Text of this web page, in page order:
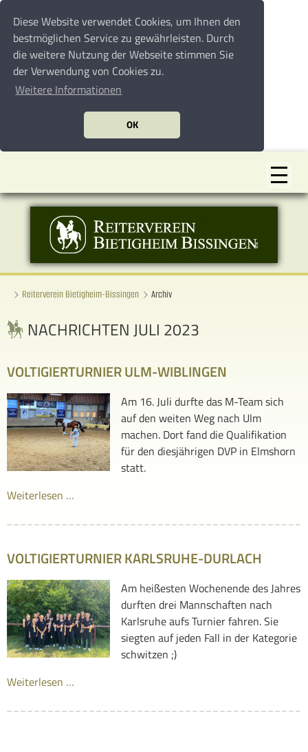
Diese Website verwendet Cookies, um Ihnen den
bestmöglichen Service zu gewährleisten. Durch
die weitere Nutzung der Webseite stimmen Sie
der Verwendung von Cookies zu.
Weitere Informationen
OK
Reiterverein Bietigheim-Bissingen Archiv
NACHRICHTEN JULI 2023
VOLTIGIERTURNIER ULM-WIBLINGEN
Am 16. Juli durfte das M-Team sich
auf den weiten Weg nach Ulm
machen. Dort fand die Qualifikation
für den diesjährigen DVP in Elmshorn
statt.
Weiterlesen …
VOLTIGIERTURNIER KARLSRUHE-DURLACH
Am heißesten Wochenende des Jahres
durften drei Mannschaften nach
Karlsruhe aufs Turnier fahren. Sie
siegten auf jeden Fall in der Kategorie
schwitzen ;)
Weiterlesen …